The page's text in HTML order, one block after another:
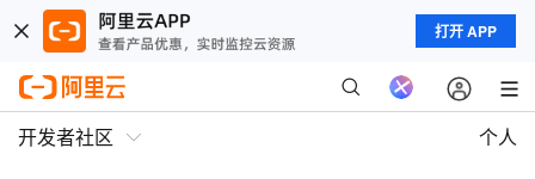
打开 APP
开发者社区 个人